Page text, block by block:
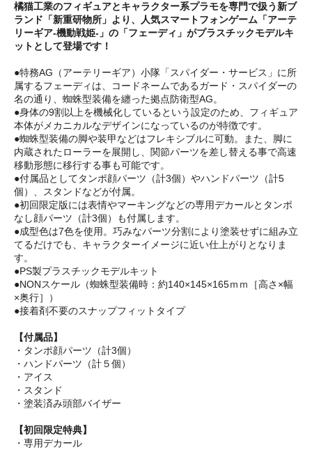
橘猫工業のフィギュアとキャラクター系プラモを専門で扱う新ブ
ランド「新重研物所」より、人気スマートフォンゲーム「アーテ
リーギア-機動戦姫-」の「フェーディ」がプラスチックモデルキ
ットとして登場です！
●特務AG（アーテリーギア）小隊「スパイダー・サービス」に所
属するフェーディは、コードネームであるガード・スパイダーの
名の通り、蜘蛛型装備を纏った拠点防衛型AG。
●身体の9割以上を機械化しているという設定のため、フィギュア
本体がメカニカルなデザインになっているのが特徴です。
●蜘蛛型装備の脚や装甲などはフレキシブルに可動。また、脚に
内蔵されたローラーを展開し、関節パーツを差し替える事で高速
移動形態に移行する事も可能です。
●付属品としてタンポ顔パーツ（計3個）やハンドパーツ（計5
個）、スタンドなどが付属。
●初回限定版には表情やマーキングなどの専用デカールとタンポ
なし顔パーツ（計3個）も付属します。
●成型色は7色を使用。巧みなパーツ分割により塗装せずに組み立
てるだけでも、キャラクターイメージに近い仕上がりとなりま
す。
●PS製プラスチックモデルキット
●NONスケール（蜘蛛型装備時：約140×145×165ｍｍ［高さ×幅
×奥行］）
●接着剤不要のスナップフィットタイプ
【付属品】
・タンポ顔パーツ（計3個）
・ハンドパーツ（計５個）
・アイス
・スタンド
・塗装済み頭部バイザー
【初回限定特典】
・専用デカール